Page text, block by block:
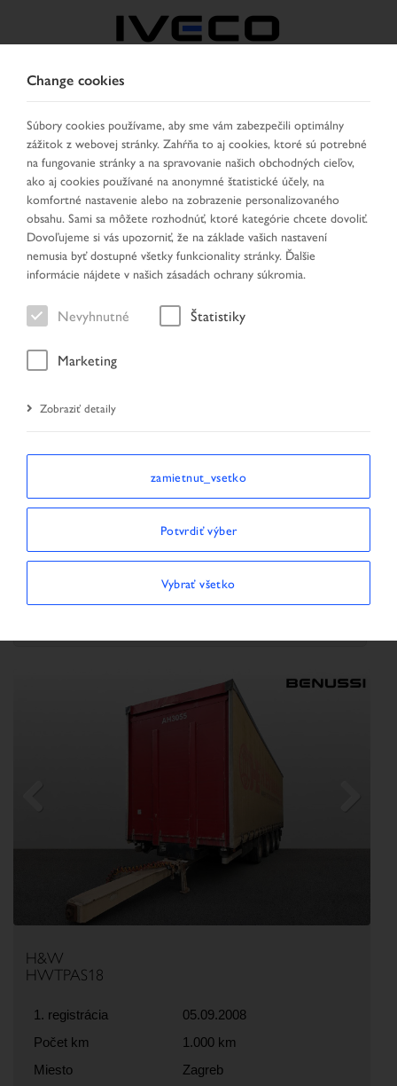
CZECH REPUBLIC /
SLOVAKIA
VYBRAŤ KRAJINU ZMENIŤ JAZYK
Toggle
navigation
MENU
Výsledok hľadania
Úvodná stránka
TRIEDIŤ PODĽA
ZOBRAZUJÚ SA 3 VOZIDLÁ
H&W
HWTPAS18
1. registrácia
05.09.2008
Počet km
1.000 km
Miesto
Zagreb
Change cookies
Súbory cookies používame, aby sme vám zabezpečili optimálny
zážitok z webovej stránky. Zahŕňa to aj cookies, ktoré sú potrebné
na fungovanie stránky a na spravovanie našich obchodných cieľov,
ako aj cookies používané na anonymné štatistické účely, na
komfortné nastavenie alebo na zobrazenie personalizovaného
obsahu. Sami sa môžete rozhodnúť, ktoré kategórie chcete dovoliť.
Dovoľujeme si vás upozorniť, že na základe vašich nastavení
nemusia byť dostupné všetky funkcionality stránky. Ďalšie
informácie nájdete v našich zásadách ochrany súkromia.
Nevyhnutné Štatistiky
Marketing
Zobraziť detaily
zamietnut_vsetko
Potvrdiť výber
Vybrať všetko